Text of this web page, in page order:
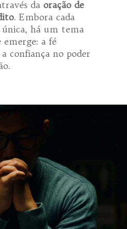
da oração de
. Embora cada
única, há um tema
a fé
confiança no poder